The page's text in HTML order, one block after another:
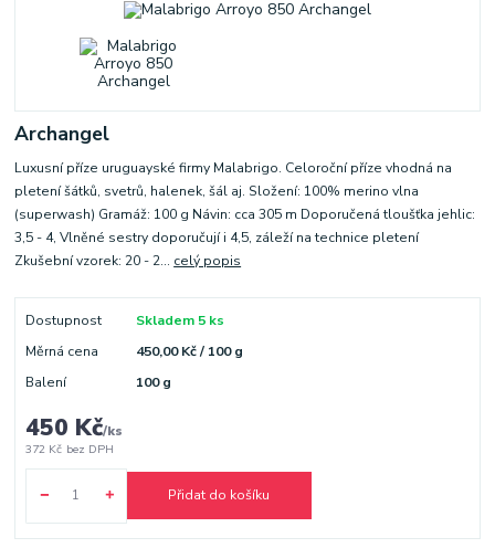
Archangel
Luxusní příze uruguayské firmy Malabrigo. Celoroční příze vhodná na
pletení šátků, svetrů, halenek, šál aj. Složení: 100% merino vlna
(superwash) Gramáž: 100 g Návin: cca 305 m Doporučená tloušťka jehlic:
3,5 - 4, Vlněné sestry doporučují i 4,5, záleží na technice pletení
Zkušební vzorek: 20 - 2... celý popis
Dostupnost
Skladem 5 ks
Měrná cena
450,00 Kč / 100 g
Balení
100 g
450 Kč/ks
372 Kč bez DPH
Přidat do košíku